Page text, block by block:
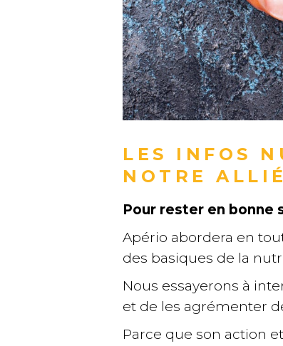
LES INFOS
NOTRE
Pour rester en bonne
Apério abordera en
des basiques de la
Nous essayerons à
et de les agrémenter
Parce que son action